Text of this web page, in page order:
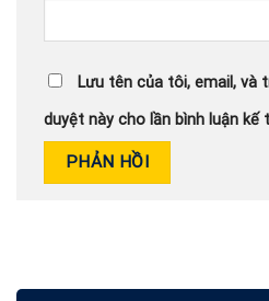
Lưu tên của tôi, email, và
duyệt này cho lần bình luận kế